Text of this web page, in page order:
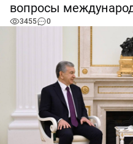
вопросы
3455 0